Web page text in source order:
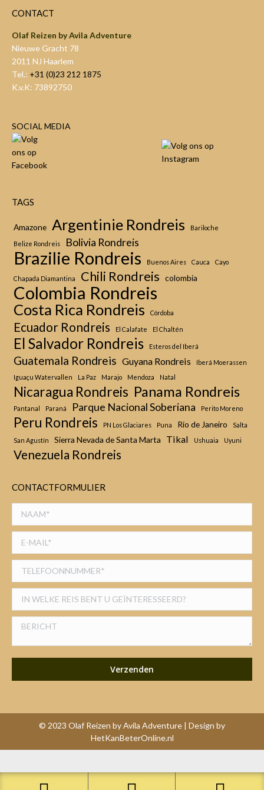
CONTACT
Olaf Reizen by Avila Adventure
Nieuwe Gracht 78
2011 NJ Haarlem
Tel.: +31 (0)23 212 1875
K.v.K: 73892750
SOCIAL MEDIA
TAGS
Amazone Argentinie Rondreis Bariloche
Belize Rondreis Bolivia Rondreis
Brazilie Rondreis Buenos Aires Cauca Cayo
Chapada Diamantina Chili Rondreis colombia
Colombia Rondreis
Costa Rica Rondreis Córdoba
Ecuador Rondreis El Calafate El Chaltén
El Salvador Rondreis Esteros del Iberá
Guatemala Rondreis Guyana Rondreis
Iberá Moerassen
Iguaçu Watervallen
La Paz Marajo Mendoza Natal
Nicaragua Rondreis Panama Rondreis
Pantanal Paraná Parque Nacional Soberiana Perito Moreno
Peru Rondreis PN Los Glaciares Puna Rio de Janeiro
Salta
San Agustín
Sierra Nevada de Santa Marta Tikal Ushuaia Uyuni
Venezuela Rondreis
CONTACTFORMULIER
© 2023 Olaf Reizen by Avila Adventure | Design by
HetKanBeterOnline.nl